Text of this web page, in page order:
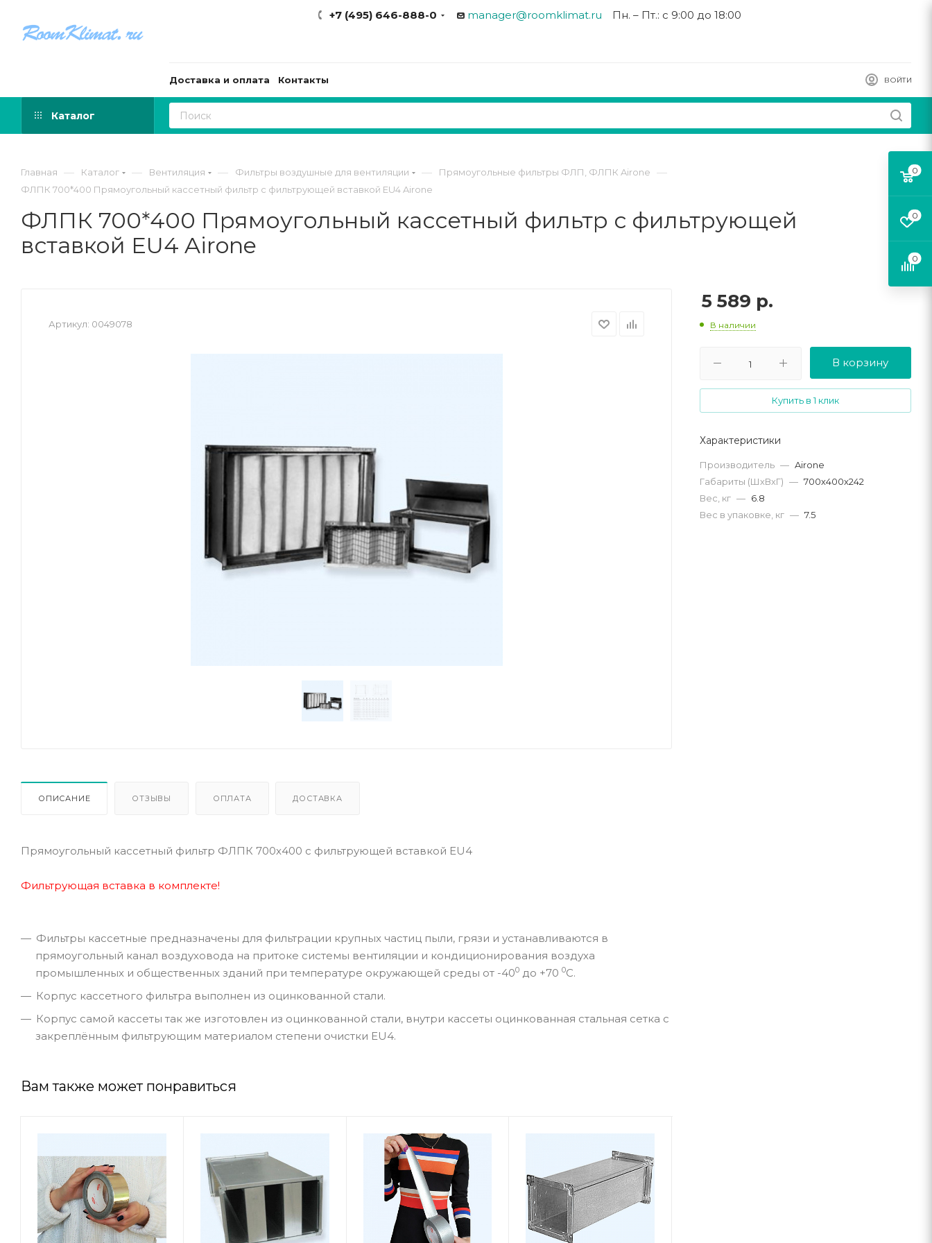
+7 (495) 646-888-0 manager@roomklimat.ru Пн. – Пт.: с 9:00 до 18:00
ВОЙТИ
Доставка и оплата Контакты
Каталог
Главная — Каталог — Вентиляция — Фильтры воздушные для вентиляции — Прямоугольные фильтры ФЛП, ФЛПК Airone —
ФЛПК 700*400 Прямоугольный кассетный фильтр с фильтрующей вставкой EU4 Airone
ФЛПК 700*400 Прямоугольный кассетный фильтр с фильтрующей
вставкой EU4 Airone
Артикул: 0049078
ОПИСАНИЕ ОТЗЫВЫ ОПЛАТА ДОСТАВКА
Прямоугольный кассетный фильтр ФЛПК 700х400 с фильтрующей вставкой EU4
Фильтрующая вставка в комплекте!
Фильтры кассетные предназначены для фильтрации крупных частиц пыли, грязи и устанавливаются в
прямоугольный канал воздуховода на притоке системы вентиляции и кондиционирования воздуха
промышленных и общественных зданий при температуре окружающей среды от -400 до +70 0С.
Корпус кассетного фильтра выполнен из оцинкованной стали.
Корпус самой кассеты так же изготовлен из оцинкованной стали, внутри кассеты оцинкованная стальная сетка с
закреплённым фильтрующим материалом степени очистки EU4.
Вам также может понравиться
5 589 р.
В наличии
В корзину
Купить в 1 клик
Характеристики
Производитель — Airone
Габариты (ШхВхГ) — 700х400х242
Вес, кг — 6.8
Вес в упаковке, кг — 7.5
0
0
0